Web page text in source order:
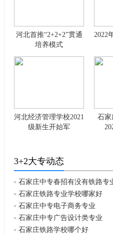
河北首推“2+2+2”贯通
培养模式
2022
河北经济管理学校2021
级新生开始军
石家
3+2大专动态
石家庄中专春招有没有铁路专
石家庄铁路专业学校哪家好
石家庄中专电子商务专业
石家庄中专广告设计类专业
石家庄铁路学校哪个好